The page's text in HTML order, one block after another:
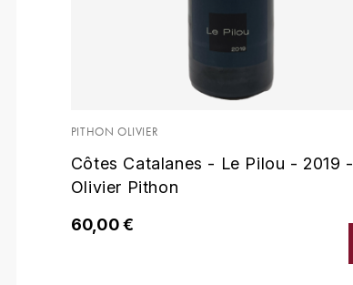
PITHON OLIVIER
Côtes Catalanes - Le Pilou - 2019 -
Olivier Pithon
60,00 €